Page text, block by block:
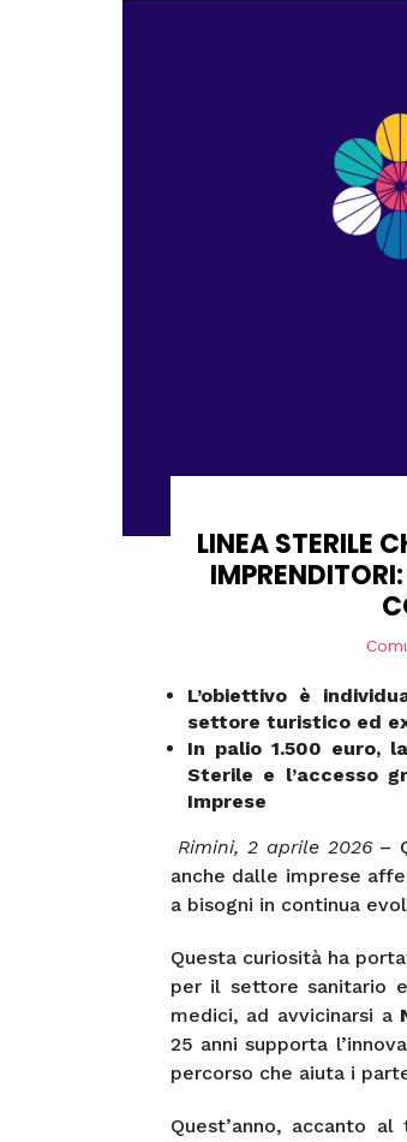
LINEA STERILE
L’obiettivo è
settore turistico ed
In palio 1.500 euro,
Sterile e l’accesso
Imprese
Rimini, 2 aprile 2026–
anche dalle imprese
a bisogni in continua
Questa curiosità ha
per il settore sanitario
medici, ad avvicinarsi a
25 anni supporta
percorso che aiuta i
Quest’anno, accanto